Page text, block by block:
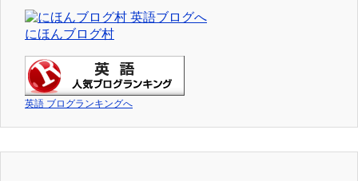
にほんブログ村
英語 ブログランキングへ